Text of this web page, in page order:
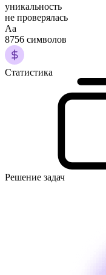
уникальность
не проверялась
Аа
8756 символов
Статистика
Решение задач